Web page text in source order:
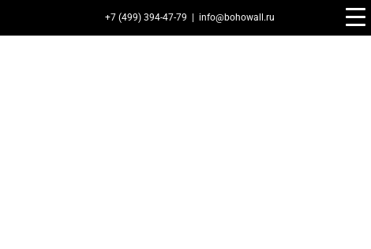
+7 (499) 394-47-79 info@bohowall.ru